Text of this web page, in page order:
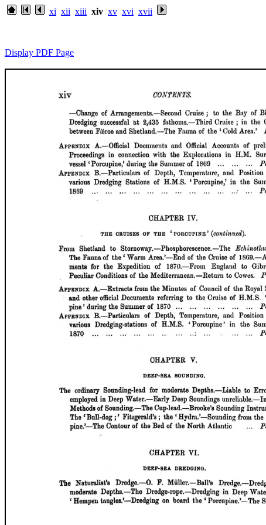
xi xii xiii xiv xv xvi xvii
Display PDF Page